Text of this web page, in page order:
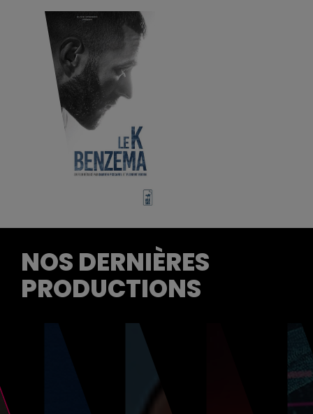
NOS DERNIÈRES
PRODUCTIONS